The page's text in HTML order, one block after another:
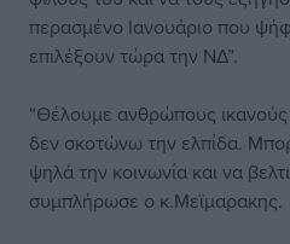
περασμένο Ιανουάριο που
επιλέξουν τώρα την ΝΔ”.
“Θέλουμε ανθρώπους ικανούς
δεν σκοτώνω την ελπίδα.
ψηλά την κοινωνία και να
συμπλήρωσε ο κ.Μεϊμαρακης.